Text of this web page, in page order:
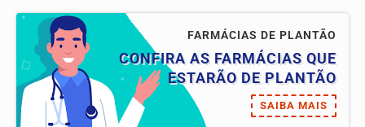
FARMÁCIAS DE PLANTÃO
CONFIRA AS FARMÁCIAS QUE
ESTARÃO DE PLANTÃO
SAIBA MAIS